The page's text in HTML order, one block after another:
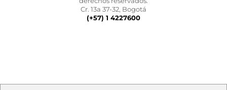
Cr. 13a 37-32, Bogotá
(+57) 1 4227600